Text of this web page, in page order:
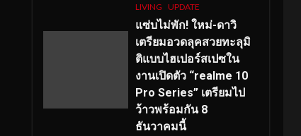
LIVING UPDATE
แซ่บไม่พัก! ใหม่-ดาวิ
เตรียมอวดลุคสวยทะลุมิ
ติแบบไฮเปอร์สเปซใน
งานเปิดตัว “realme 10
Pro Series” เตรียมไป
ว้าวพร้อมกัน 8
ธันวาคมนี้